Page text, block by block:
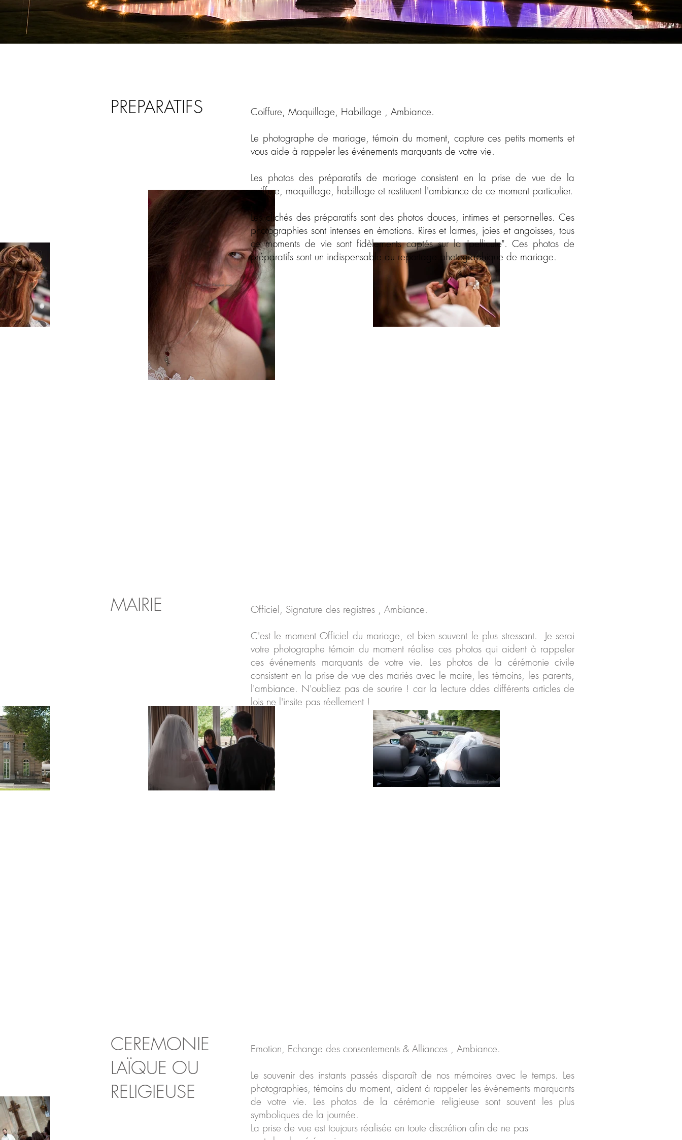
Coiffure, Maquillage, Habillage , Ambiance.
Le photographe de mariage, témoin du moment, capture ces petits moments et
vous aide à rappeler les événements marquants de votre vie.
Les photos des préparatifs de mariage consistent en la prise de vue de la
coiffure, maquillage, habillage et restituent l'ambiance de ce moment particulier.
Les clichés des préparatifs sont des photos douces, intimes et personnelles. Ces
photographies sont intenses en émotions. Rires et larmes, joies et angoisses, tous
ce moments de vie sont fidèlements captés sur la "pellicule". Ces photos de
préparatifs sont un indispensable au reportage photographique de mariage.
PREPARATIFS
Officiel, Signature des registres , Ambiance.
C'est le moment Officiel du mariage, et bien souvent le plus stressant. Je serai
votre photographe témoin du moment réalise ces photos qui aident à rappeler
ces événements marquants de votre vie. Les photos de la cérémonie civile
consistent en la prise de vue des mariés avec le maire, les témoins, les parents,
l'ambiance. N'oubliez pas de sourire ! car la lecture ddes différents articles de
lois ne l'insite pas réellement !​​
MAIRIE
Emotion, Echange des consentements & Alliances , Ambiance.
Le souvenir des instants passés disparaît de nos mémoires avec le temps. Les
photographies, témoins du moment, aident à rappeler les événements marquants
de votre vie. Les photos de la cérémonie religieuse sont souvent les plus
symboliques de la journée.
La prise de vue est toujours réalisée en toute discrétion afin de ne pas
CEREMONIE
LAÏQUE OU
RELIGIEUSE